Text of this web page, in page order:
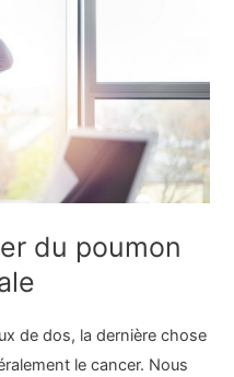
du poumon
de dos, la dernière chose
le cancer. Nous